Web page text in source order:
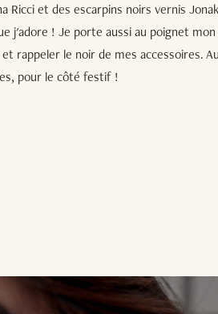
Ricci et des escarpins noirs vernis
j'adore ! Je porte aussi au poignet
rappeler le noir de mes accessoires.
pour le côté festif !